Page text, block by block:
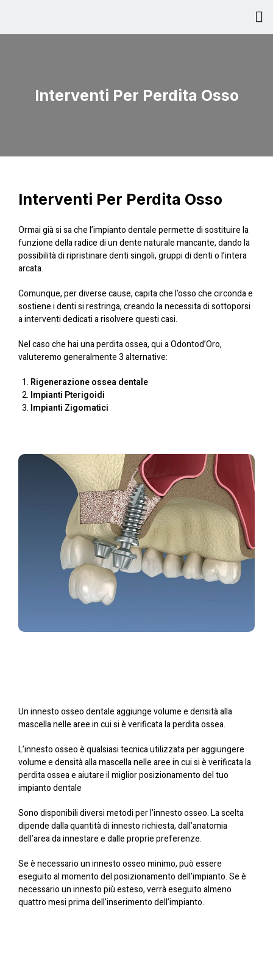
Interventi Per Perdita Osso
Interventi Per Perdita Osso
Ormai già si sa che l’impianto dentale permette di sostituire la
funzione della radice di un dente naturale mancante, dando la
possibilità di ripristinare denti singoli, gruppi di denti o l’intera
arcata.
Comunque, per diverse cause, capita che l’osso che circonda e
sostiene i denti si restringa, creando la necessita di sottoporsi
a interventi dedicati a risolvere questi casi.
Nel caso che hai una perdita ossea, qui a Odontod’Oro,
valuteremo generalmente 3 alternative:
Rigenerazione ossea dentale
Impianti Pterigoidi
Impianti Zigomatici
Un innesto osseo dentale aggiunge volume e densità alla
mascella nelle aree in cui si è verificata la perdita ossea.
L’innesto osseo è qualsiasi tecnica utilizzata per aggiungere
volume e densità alla mascella nelle aree in cui si è verificata la
perdita ossea e aiutare il miglior posizionamento del tuo
impianto dentale
Sono disponibili diversi metodi per l’innesto osseo. La scelta
dipende dalla quantità di innesto richiesta, dall’anatomia
dell’area da innestare e dalle proprie preferenze.
Se è necessario un innesto osseo minimo, può essere
eseguito al momento del posizionamento dell’impianto. Se è
necessario un innesto più esteso, verrà eseguito almeno
quattro mesi prima dell’inserimento dell’impianto.